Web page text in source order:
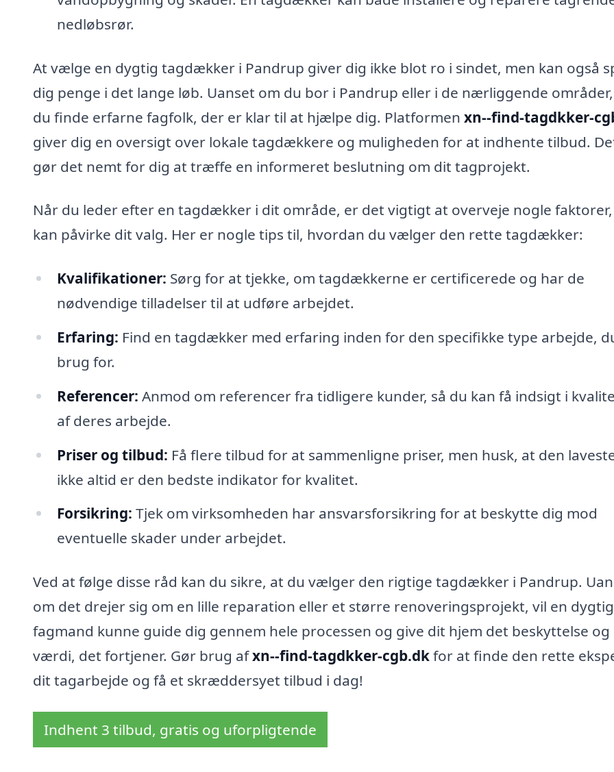
nedløbsrør.
At vælge en dygtig tagdækker i Pandrup giver dig ikke blot ro i sindet, men kan også
dig penge i det lange løb. Uanset om du bor i Pandrup eller i de nærliggende
du finde erfarne fagfolk, der er klar til at hjælpe dig. Platformen xn--find-tagdkker-
giver dig en oversigt over lokale tagdækkere og muligheden for at indhente tilbud.
gør det nemt for dig at træffe en informeret beslutning om dit tagprojekt.
Når du leder efter en tagdækker i dit område, er det vigtigt at overveje nogle
kan påvirke dit valg. Her er nogle tips til, hvordan du vælger den rette tagdækker:
Kvalifikationer: Sørg for at tjekke, om tagdækkerne er certificerede og har de
nødvendige tilladelser til at udføre arbejdet.
Erfaring: Find en tagdækker med erfaring inden for den specifikke type arbejde,
brug for.
Referencer: Anmod om referencer fra tidligere kunder, så du kan få indsigt i
af deres arbejde.
Priser og tilbud: Få flere tilbud for at sammenligne priser, men husk, at den
ikke altid er den bedste indikator for kvalitet.
Forsikring: Tjek om virksomheden har ansvarsforsikring for at beskytte dig mod
eventuelle skader under arbejdet.
Ved at følge disse råd kan du sikre, at du vælger den rigtige tagdækker i Pandrup.
om det drejer sig om en lille reparation eller et større renoveringsprojekt, vil en dygtig
fagmand kunne guide dig gennem hele processen og give dit hjem det beskyttelse og
værdi, det fortjener. Gør brug afxn--find-tagdkker-cgb.dkfor at finde den rette
dit tagarbejde og få et skræddersyet tilbud i dag!
Indhent 3 tilbud, gratis og uforpligtende